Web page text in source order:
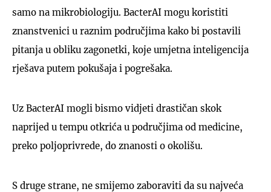
samo na mikrobiologiju. BacterAI mogu koristiti
znanstvenici u raznim područjima kako bi postavili
pitanja u obliku zagonetki, koje umjetna inteligencija
rješava putem pokušaja i pogrešaka.
Uz BacterAI mogli bismo vidjeti drastičan skok
naprijed u tempu otkrića u područjima od medicine,
preko poljoprivrede, do znanosti o okolišu.
S druge strane, ne smijemo zaboraviti da su najveća